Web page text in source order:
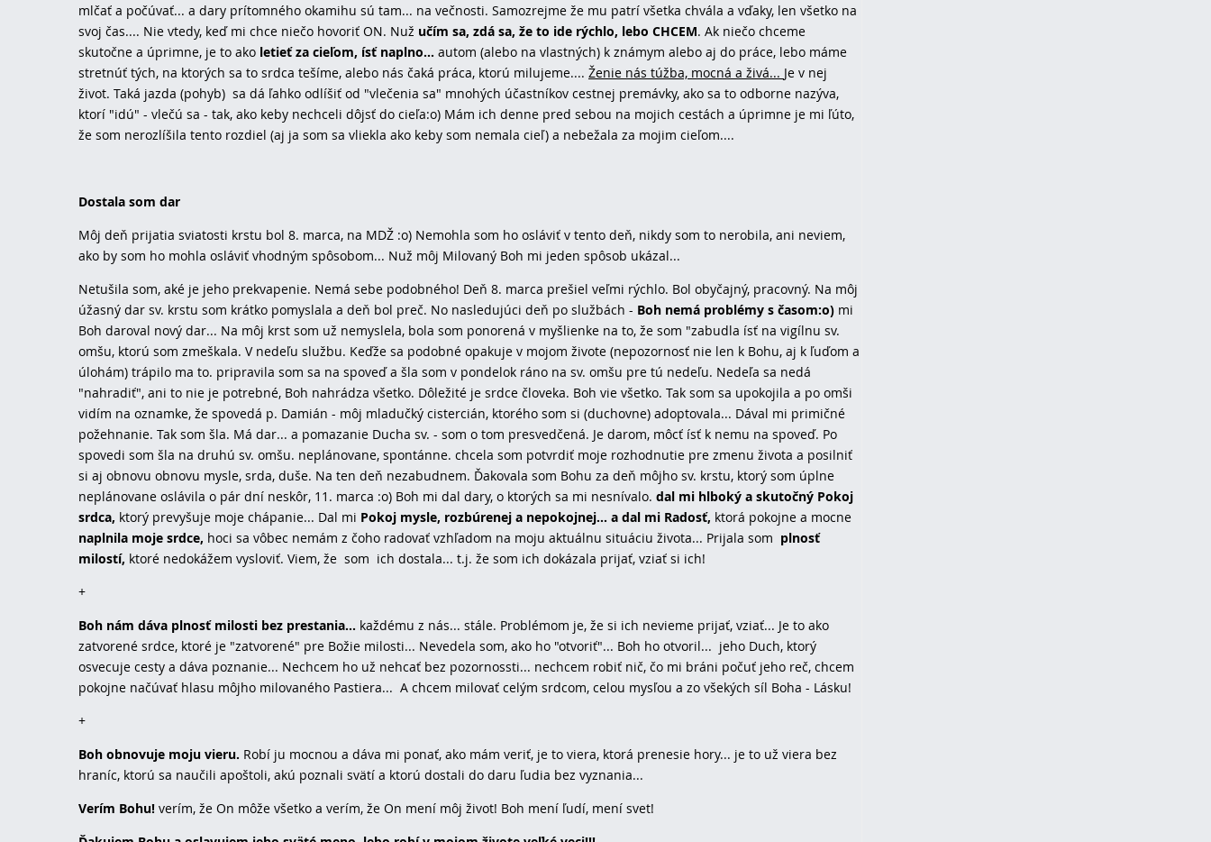
mlčať a počúvať... a dary prítomného okamihu sú tam... na večnosti. Samozrejme že mu patrí všetka chvála a vďaky, len všetko na
svoj čas.... Nie vtedy, keď mi chce niečo hovoriť ON. Nuž učím sa, zdá sa, že to ide rýchlo, lebo CHCEM. Ak niečo chceme
skutočne a úprimne, je to ako letieť za cieľom, ísť naplno... autom (alebo na vlastných) k známym alebo aj do práce, lebo máme
stretnúť tých, na ktorých sa to srdca tešíme, alebo nás čaká práca, ktorú milujeme.... Ženie nás túžba, mocná a živá... Je v nej
život. Taká jazda (pohyb) sa dá ľahko odlíšiť od "vlečenia sa" mnohých účastníkov cestnej premávky, ako sa to odborne nazýva,
ktorí "idú" - vlečú sa - tak, ako keby nechceli dôjsť do cieľa:o) Mám ich denne pred sebou na mojich cestách a úprimne je mi ľúto,
že som nerozlíšila tento rozdiel (aj ja som sa vliekla ako keby som nemala cieľ) a nebežala za mojim cieľom....
Dostala som dar
Môj deň prijatia sviatosti krstu bol 8. marca, na MDŽ :o) Nemohla som ho osláviť v tento deň, nikdy som to nerobila, ani neviem,
ako by som ho mohla osláviť vhodným spôsobom... Nuž môj Milovaný Boh mi jeden spôsob ukázal...
Netušila som, aké je jeho prekvapenie. Nemá sebe podobného! Deň 8. marca prešiel veľmi rýchlo. Bol obyčajný, pracovný. Na môj
úžasný dar sv. krstu som krátko pomyslala a deň bol preč. No nasledujúci deň po službách - Boh nemá problémy s časom:o) mi
Boh daroval nový dar... Na môj krst som už nemyslela, bola som ponorená v myšlienke na to, že som "zabudla ísť na vigílnu sv.
omšu, ktorú som zmeškala. V nedeľu službu. Keďže sa podobné opakuje v mojom živote (nepozornosť nie len k Bohu, aj k ľuďom a
úlohám) trápilo ma to. pripravila som sa na spoveď a šla som v pondelok ráno na sv. omšu pre tú nedeľu. Nedeľa sa nedá
"nahradiť", ani to nie je potrebné, Boh nahrádza všetko. Dôležité je srdce človeka. Boh vie všetko. Tak som sa upokojila a po omši
vidím na oznamke, že spovedá p. Damián - môj mladučký cistercián, ktorého som si (duchovne) adoptovala... Dával mi primičné
požehnanie. Tak som šla. Má dar... a pomazanie Ducha sv. - som o tom presvedčená. Je darom, môcť ísť k nemu na spoveď. Po
spovedi som šla na druhú sv. omšu. neplánovane, spontánne. chcela som potvrdiť moje rozhodnutie pre zmenu života a posilniť
si aj obnovu obnovu mysle, srda, duše. Na ten deň nezabudnem. Ďakovala som Bohu za deň môjho sv. krstu, ktorý som úplne
neplánovane oslávila o pár dní neskôr, 11. marca :o) Boh mi dal dary, o ktorých sa mi nesnívalo. dal mi hlboký a skutočný Pokoj
srdca, ktorý prevyšuje moje chápanie... Dal mi Pokoj mysle, rozbúrenej a nepokojnej... a dal mi Radosť, ktorá pokojne a mocne
naplnila moje srdce, hoci sa vôbec nemám z čoho radovať vzhľadom na moju aktuálnu situáciu života... Prijala som plnosť
milostí, ktoré nedokážem vysloviť. Viem, že som ich dostala... t.j. že som ich dokázala prijať, vziať si ich!
+
Boh nám dáva plnosť milosti bez prestania... každému z nás... stále. Problémom je, že si ich nevieme prijať, vziať... Je to ako
zatvorené srdce, ktoré je "zatvorené" pre Božie milosti... Nevedela som, ako ho "otvoriť"... Boh ho otvoril... jeho Duch, ktorý
osvecuje cesty a dáva poznanie... Nechcem ho už nehcať bez pozornossti... nechcem robiť nič, čo mi bráni počuť jeho reč, chcem
pokojne načúvať hlasu môjho milovaného Pastiera... A chcem milovať celým srdcom, celou mysľou a zo všekých síl Boha - Lásku!
+
Boh obnovuje moju vieru. Robí ju mocnou a dáva mi ponať, ako mám veriť, je to viera, ktorá prenesie hory... je to už viera bez
hraníc, ktorú sa naučili apoštoli, akú poznali svätí a ktorú dostali do daru ľudia bez vyznania...
Verím Bohu! verím, že On môže všetko a verím, že On mení môj život! Boh mení ľudí, mení svet!